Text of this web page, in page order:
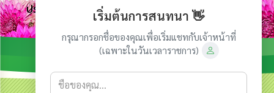
เริ่มต้นการสนทนา 👋
กรุณากรอกชื่อของคุณเพื่อเริ่มแชทกับเจ้าหน้าที่
(เฉพาะในวันเวลาราชการ)
ประชาชน มีภูมิคุ้มกัน พึ่งพาตนเอง พอเพียง เป็นสุข